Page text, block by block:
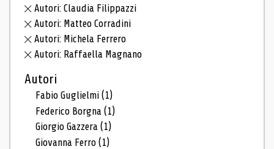
Autori: Claudia Filippazzi
Autori: Matteo Corradini
Autori: Michela Ferrero
Autori: Raffaella Magnano
Autori
Fabio Guglielmi(1)
Federico Borgna(1)
Giorgio Gazzera(1)
Giovanna Ferro(1)